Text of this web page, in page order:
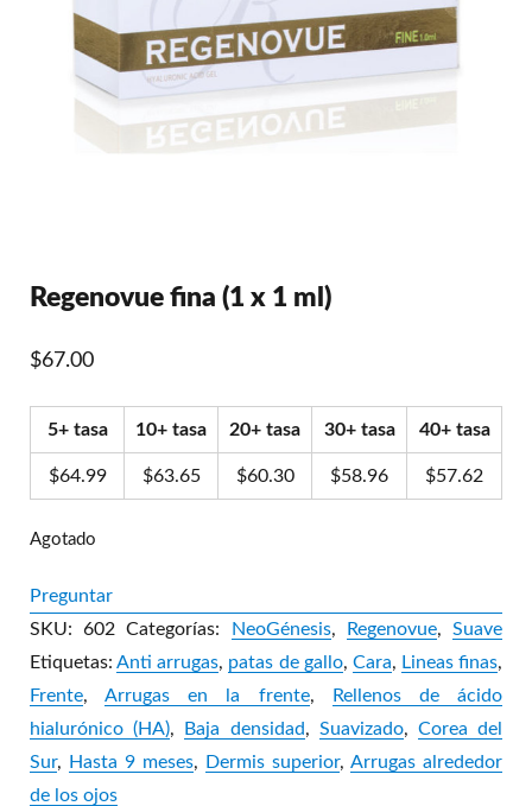
Regenovue fina (1 x 1 ml)
$67.00
5+ tasa 10+ tasa 20+ tasa 30+ tasa 40+ tasa
$64.99 $63.65 $60.30 $58.96 $57.62
Agotado
Preguntar
SKU:602 Categorías: NeoGénesis, Regenovue,Suave
Etiquetas:Anti arrugas, patas de gallo, Cara, Lineas finas,
Frente,Arrugas en la frente,
Rellenos de ácido
hialurónico (HA), Baja densidad, Suavizado, Corea del
Sur, Hasta 9 meses, Dermis superior, Arrugas alrededor
de los ojos